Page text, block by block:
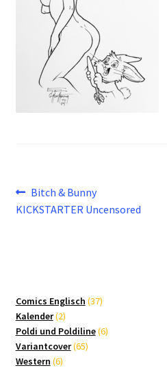
Beitragsnavigation
Vorheriger
Beitrag:
Bitch & Bunny
KICKSTARTER Uncensored
Comics Englisch 3737
Kalender 22
Produkte
Poldi und Poldiline 66
Variantcover 6565
Western 66